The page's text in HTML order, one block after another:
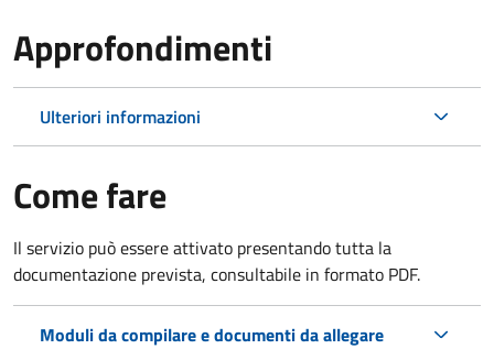
Approfondimenti
Ulteriori informazioni
Come fare
Il servizio può essere attivato presentando tutta la
documentazione prevista, consultabile in formato PDF.
Moduli da compilare e documenti da allegare